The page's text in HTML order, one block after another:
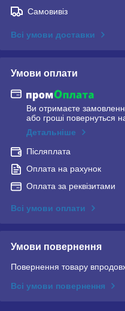
Самовивіз
Всі умови доставки
Умови оплати
Ви отримаєте
або гроші повернуться
Детальніше
Післяплата
Оплата на рахунок
Оплата за реквізитами
Всі умови оплати
Умови повернення
Повернення товару
Всі умови повернення